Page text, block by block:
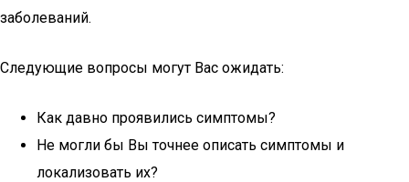
заболеваний.
Следующие вопросы могут Вас ожидать:
Как давно проявились симптомы?
Не могли бы Вы точнее описать симптомы и
локализовать их?